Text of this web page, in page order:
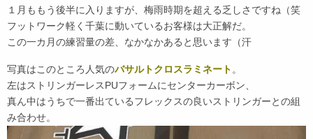
１月ももう後半に入りますが、梅雨時期を超える乏しさですね（笑
フットワーク軽く千葉に動いているお客様は大正解だ。
この一カ月の練習量の差、なかなかあると思います（汗
写真はこのところ人気のバサルトクロスラミネート 。
左はストリンガーレスPUフォームにセンターカーボン、
真ん中はうちで一番出ているフレックスの良いストリンガーとの組
み合わせ。